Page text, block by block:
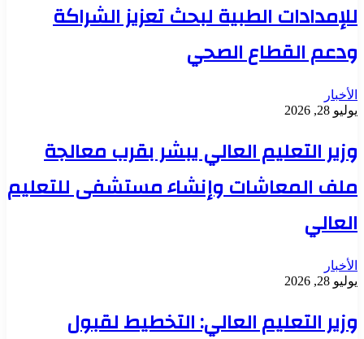
للإمدادات الطبية لبحث تعزيز الشراكة
ودعم القطاع الصحي
الأخبار
يوليو 28, 2026
وزير التعليم العالي يبشر بقرب معالجة
ملف المعاشات وإنشاء مستشفى للتعليم
العالي
الأخبار
يوليو 28, 2026
وزير التعليم العالي: التخطيط لقبول